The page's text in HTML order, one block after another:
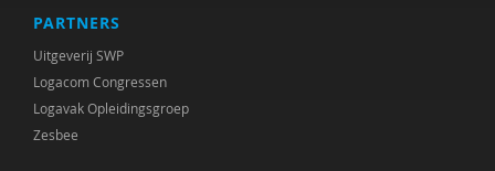
PARTNERS
Uitgeverij SWP
Logacom Congressen
Logavak Opleidingsgroep
Zesbee